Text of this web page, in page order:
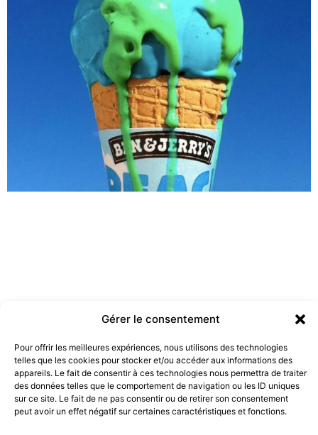
Gérer le consentement
Pour offrir les meilleures expériences, nous utilisons des technologies
telles que les cookies pour stocker et/ou accéder aux informations des
appareils. Le fait de consentir à ces technologies nous permettra de traiter
des données telles que le comportement de navigation ou les ID uniques
sur ce site. Le fait de ne pas consentir ou de retirer son consentement
peut avoir un effet négatif sur certaines caractéristiques et fonctions.
Les marques doivent-elles être engagées ?
19 juillet 2022